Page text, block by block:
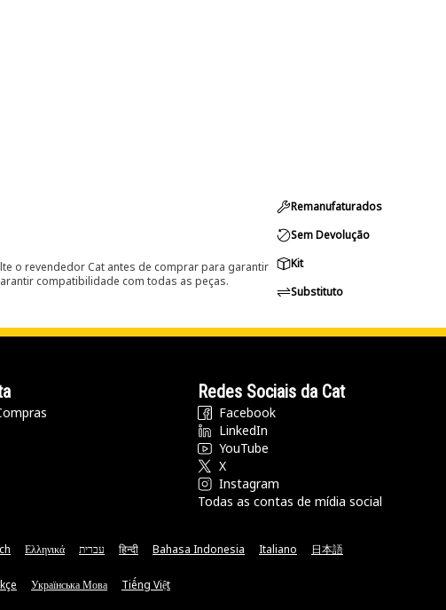
o revendedor Cat antes de comprar para garantir
compatibilidade com todas as peças.
Remanufaturados
Sem Devolução
Kit
Substituto
Redes Sociais da Cat
Facebook
LinkedIn
YouTube
X
Instagram
Todas as contas de mídia social
Ελληνικά עברית हिन्दी Bahasa Indonesia Italiano 日本語
Українська Мова Tiếng Việt